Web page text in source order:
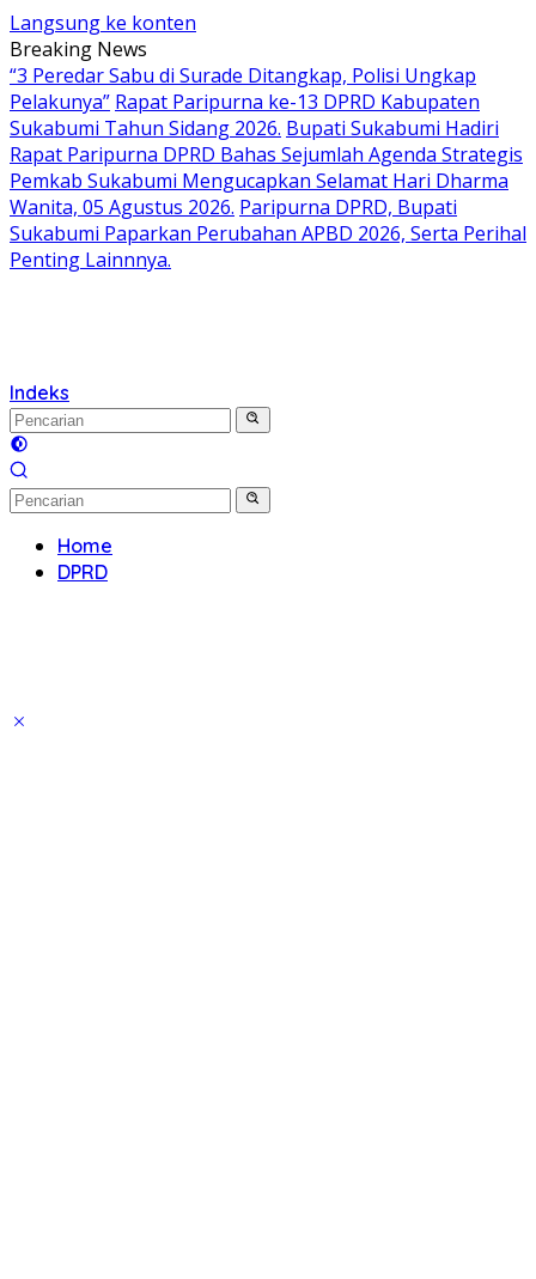
Langsung ke konten
Breaking News
“3 Peredar Sabu di Surade Ditangkap, Polisi Ungkap
Pelakunya” Rapat Paripurna ke-13 DPRD Kabupaten
Sukabumi Tahun Sidang 2026. Bupati Sukabumi Hadiri
Rapat Paripurna DPRD Bahas Sejumlah Agenda Strategis
Pemkab Sukabumi Mengucapkan Selamat Hari Dharma
Wanita, 05 Agustus 2026. Paripurna DPRD, Bupati
Sukabumi Paparkan Perubahan APBD 2026, Serta Perihal
Penting Lainnnya.
Indeks
Home
DPRD